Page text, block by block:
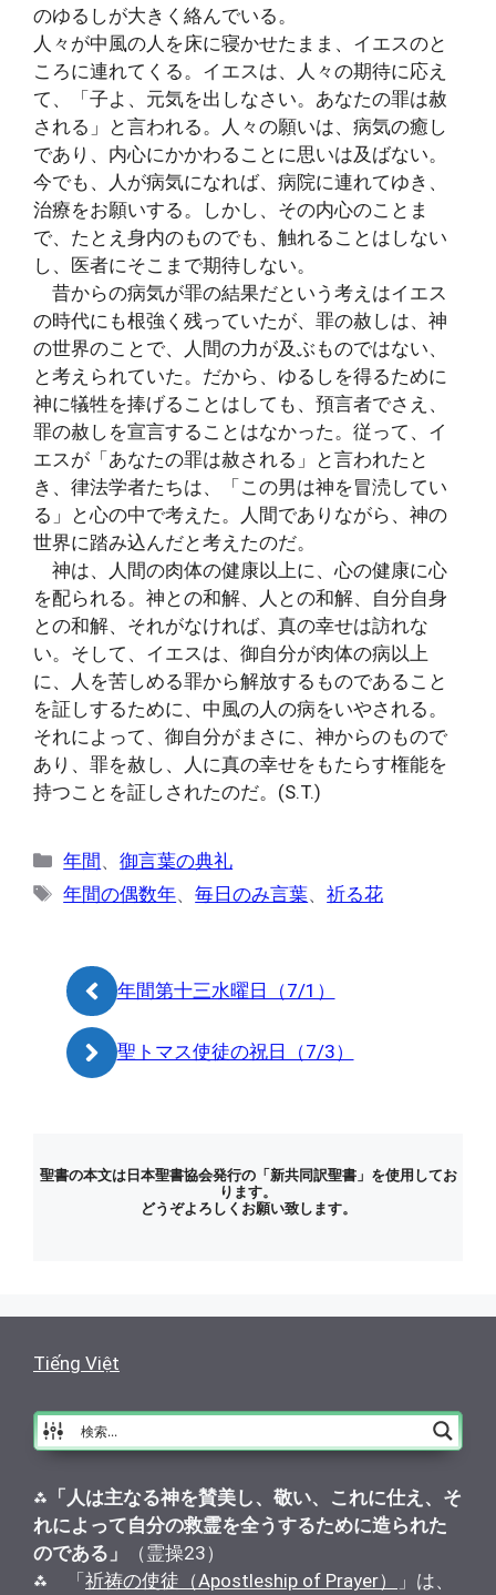
のゆるしが大きく絡んでいる。
人々が中風の人を床に寝かせたまま、イエスのと
ころに連れてくる。イエスは、人々の期待に応え
て、「子よ、元気を出しなさい。あなたの罪は赦
される」と言われる。人々の願いは、病気の癒し
であり、内心にかかわることに思いは及ばない。
今でも、人が病気になれば、病院に連れてゆき、
治療をお願いする。しかし、その内心のことま
で、たとえ身内のものでも、触れることはしない
し、医者にそこまで期待しない。
昔からの病気が罪の結果だという考えはイエス
の時代にも根強く残っていたが、罪の赦しは、神
の世界のことで、人間の力が及ぶものではない、
と考えられていた。だから、ゆるしを得るために
神に犠牲を捧げることはしても、預言者でさえ、
罪の赦しを宣言することはなかった。従って、イ
エスが「あなたの罪は赦される」と言われたと
き、律法学者たちは、「この男は神を冒涜してい
る」と心の中で考えた。人間でありながら、神の
世界に踏み込んだと考えたのだ。
神は、人間の肉体の健康以上に、心の健康に心
を配られる。神との和解、人との和解、自分自身
との和解、それがなければ、真の幸せは訪れな
い。そして、イエスは、御自分が肉体の病以上
に、人を苦しめる罪から解放するものであること
を証しするために、中風の人の病をいやされる。
それによって、御自分がまさに、神からのもので
あり、罪を赦し、人に真の幸せをもたらす権能を
持つことを証しされたのだ。(S.T.)
カ
テ
ー
年間、御言葉の典礼
タ
年間の偶数年、毎日のみ言葉、祈る花
年間第十三水曜日（7/1）
聖トマス使徒の祝日（7/3）
聖書の本文は日本聖書協会発行の「新共同訳聖書」を使用してお
ります。
どうぞよろしくお願い致します。
Tiếng Việt
⁂ 「人は主なる神を賛美し、敬い、これに仕え、そ
れによって自分の救霊を全うするために造られた
のである」
（霊操23）
⁂ 「祈祷の使徒（Apostleship of Prayer）
」は、